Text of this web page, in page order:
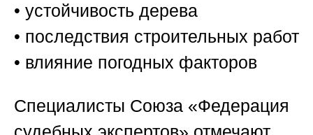
• устойчивость дерева
• последствия строительных работ
• влияние погодных факторов
Специалисты Союза «Федерация